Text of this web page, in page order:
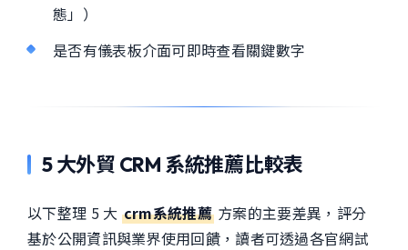
態」）
是否有儀表板介面可即時查看關鍵數字
5 大外貿 CRM 系統推薦比較表
以下整理 5 大 crm系統推薦方案的主要差異，評分
基於公開資訊與業界使用回饋，讀者可透過各官網試